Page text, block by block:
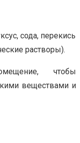
сода, перекись
растворы).
чтобы
веществами и